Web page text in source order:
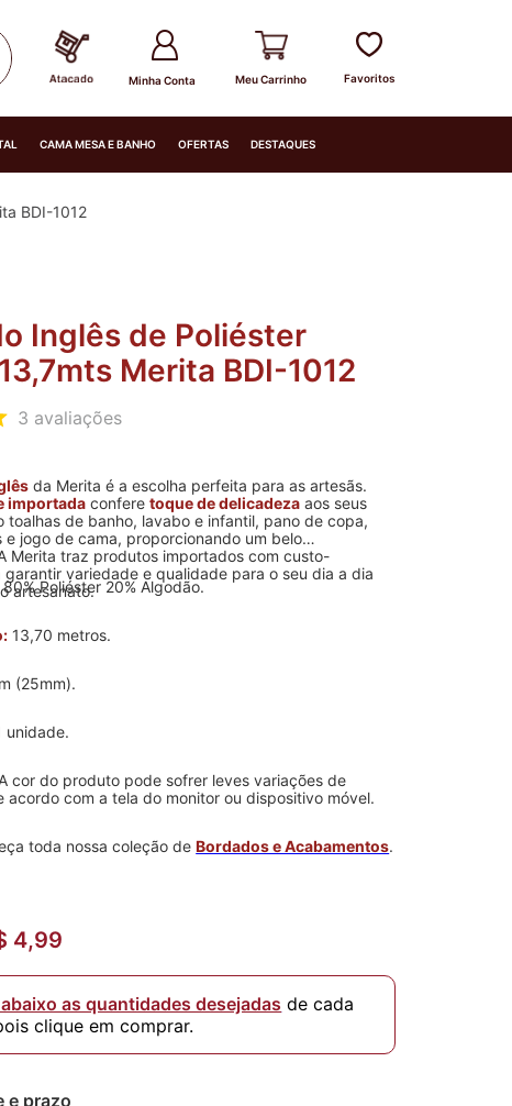
Minha Conta
CAMA MESA E BANHO OFERTAS DESTAQUES
BDI-1012
Inglês de Poliéster
Merita BDI-1012
3 avaliações
da Merita é a escolha perfeita para as artesãs.
importada conferetoque de delicadeza aos seus
toalhas de banho, lavabo e infantil, pano de copa,
e jogo de cama, proporcionando um belo
Merita traz produtos importados com custo-
garantir variedade e qualidade para o seu dia a dia
artesanato.
80% Poliéster 20% Algodão.
13,70 metros.
(25mm).
unidade.
A cor do produto pode sofrer leves variações de
acordo com a tela do monitor ou dispositivo móvel.
toda nossa coleção deBordados e Acabamentos.
4,99
as quantidades desejadas de cada
clique em comprar.
e prazo